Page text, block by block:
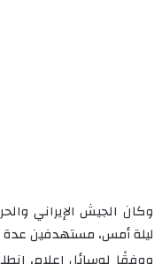
وكان الجيش الإيراني
ليلة أمس، مستهدفين عدة